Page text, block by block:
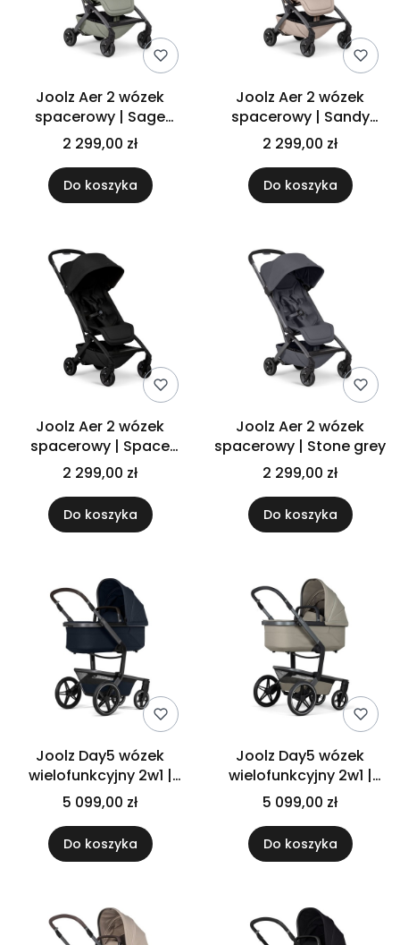
Joolz Aer 2 wózek
spacerowy | Sage
green
2 299,00 zł
Do koszyka
Joolz Aer 2 wózek
spacerowy | Sandy
Taupe
2 299,00 zł
Do koszyka
Joolz Aer 2 wózek
spacerowy | Space
black
2 299,00 zł
Do koszyka
Joolz Aer 2 wózek
spacerowy | Stone grey
2 299,00 zł
Do koszyka
Joolz Day5 wózek
wielofunkcyjny 2w1 |
Navy blue + adaptery +
plecak + śpiworek
5 099,00 zł
Do koszyka
Joolz Day5 wózek
wielofunkcyjny 2w1 |
Sage green + adaptery
+ plecak + śpiworek
5 099,00 zł
Do koszyka